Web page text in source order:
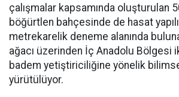
çalışmalar kapsamında oluşturulan
böğürtlen bahçesinde de hasat
metrekarelik deneme alanında
ağacı üzerinden İç Anadolu Bölgesi
badem yetiştiriciliğine yönelik
yürütülüyor.